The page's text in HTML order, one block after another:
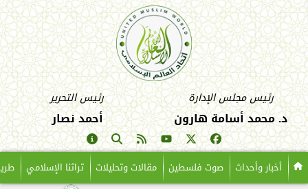
رئيس مجلس الإدارة
د. محمد أسامة هارون
رئيس التحرير
أحمد نصار
أخبار وأحداث صوت فلسطين مقالات وتحليلات تراثنا الإسلامي